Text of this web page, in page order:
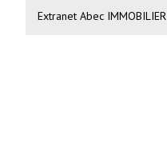
Extranet Abec IMMOBILIER